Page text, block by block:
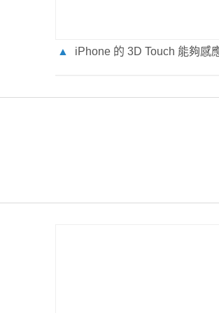
▲ iPhone 的 3D Touch 能夠感